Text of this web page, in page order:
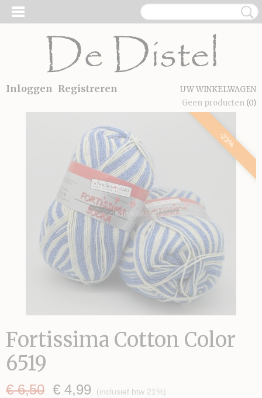
Inloggen Registreren
UW WINKELWAGEN
Geen producten (0)
-23%
Fortissima Cotton Color
6519
€ 6,50 € 4,99 (inclusief btw 21%)